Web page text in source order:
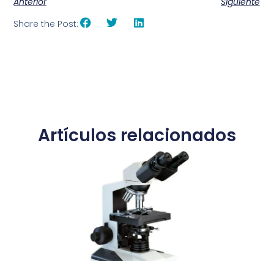
Share the Post:
Artículos relacionados